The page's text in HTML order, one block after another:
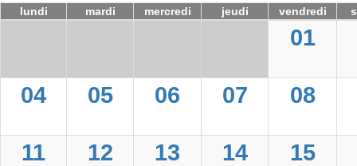
lundi mardi mercredi jeudi vendredi
01
04 05 06 07 08
11 12 13 14 15